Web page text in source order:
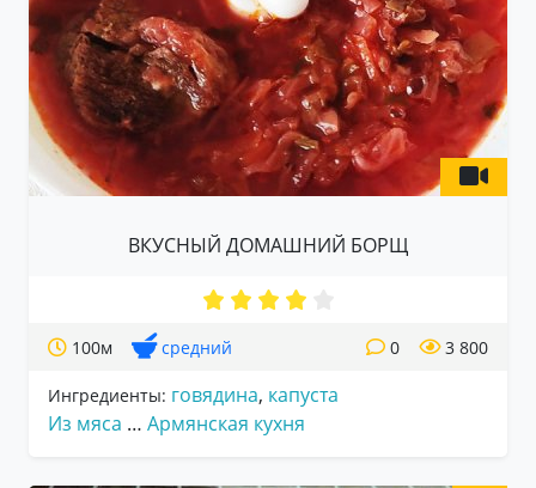
ВКУСНЫЙ ДОМАШНИЙ БОРЩ
100м средний 3 800
0
Ингредиенты: говядина, капуста
Из мяса … Армянская кухня